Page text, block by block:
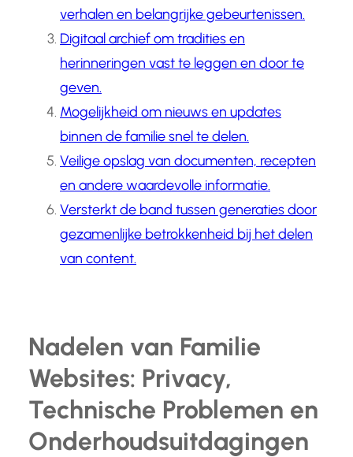
verhalen en belangrijke gebeurtenissen.
Digitaal archief om tradities en
herinneringen vast te leggen en door te
geven.
Mogelijkheid om nieuws en updates
binnen de familie snel te delen.
Veilige opslag van documenten, recepten
en andere waardevolle informatie.
Versterkt de band tussen generaties door
gezamenlijke betrokkenheid bij het delen
van content.
Nadelen van Familie
Websites: Privacy,
Technische Problemen en
Onderhoudsuitdagingen